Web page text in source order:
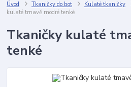
Úvod Tkaničky do bot Kulaté tkaničky
kulaté tmavě modré tenké
Tkaničky kulaté
tenké